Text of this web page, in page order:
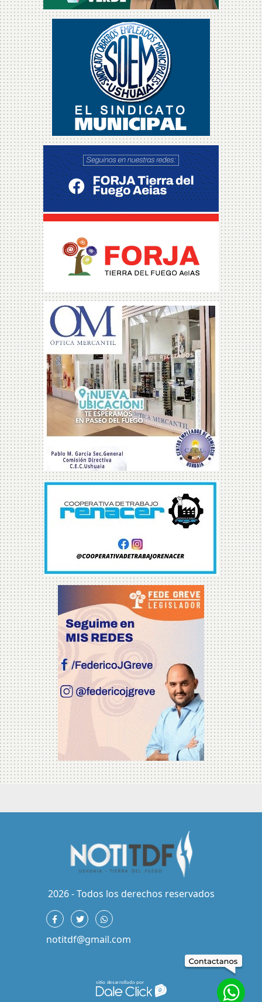
2026 - Todos los derechos reservados
notitdf@gmail.com